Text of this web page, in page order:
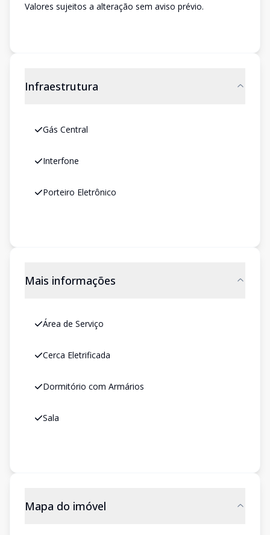
Valores sujeitos a alteração sem aviso prévio.
Infraestrutura
Gás Central
Interfone
Porteiro Eletrônico
Mais informações
Área de Serviço
Cerca Eletrificada
Dormitório com Armários
Sala
Mapa do imóvel